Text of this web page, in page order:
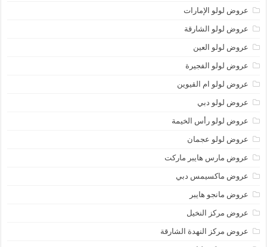
عروض لولو الإمارات
عروض لولو الشارقة
عروض لولو العين
عروض لولو الفجيرة
عروض لولو ام القيوين
عروض لولو دبي
عروض لولو رأس الخيمة
عروض لولو عجمان
عروض مارس هايبر ماركت
عروض ماكسيمس دبي
عروض مانجو هايبر
عروض مركز النخيل
عروض مركز النهدة الشارقة